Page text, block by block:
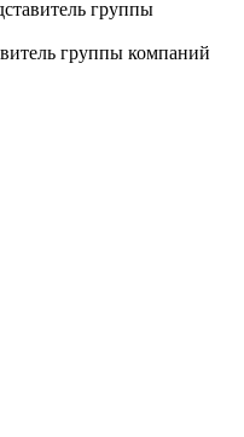
группы компаний